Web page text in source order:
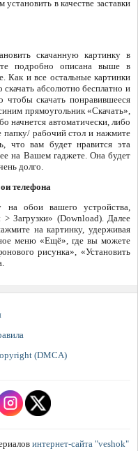
в качестве заставки
скачанную картинку в
подробно описана выше в
Как и все остальные картинки
абсолютно бесплатно и
чтобы скачать понравившееся
прямоугольник «Скачать»,
начнется автоматически, либо
папку/ рабочий стол и нажмите
что вам будет нравится эта
на Вашем гаджете. Она будет
долго.
телефона
на обои вашего устройства,
Загрузки» (Download). Далее
на картинку, удерживая
меню «Ещё», где вы можете
рисунка», «Установить
(DMCA)
интернет-сайта "veshok"